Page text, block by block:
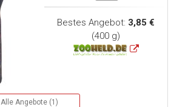
Bestes Angebot: 3,85 €
(400 g)
Alle Angebote (1)